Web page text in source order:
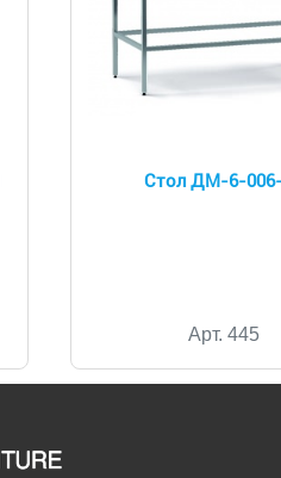
Стол ДМ-6-
Арт. 445